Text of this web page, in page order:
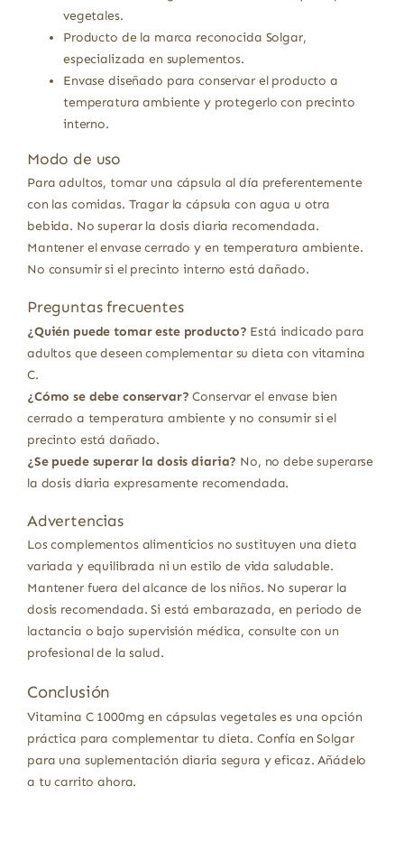
vegetales.
Producto de la marca reconocida Solgar,
especializada en suplementos.
Envase diseñado para conservar el producto a
temperatura ambiente y protegerlo con precinto
interno.
Modo de uso
Para adultos, tomar una cápsula al día preferentemente
con las comidas. Tragar la cápsula con agua u otra
bebida. No superar la dosis diaria recomendada.
Mantener el envase cerrado y en temperatura ambiente.
No consumir si el precinto interno está dañado.
Preguntas frecuentes
¿Quién puede tomar este producto? Está indicado para
adultos que deseen complementar su dieta con vitamina
C.
¿Cómo se debe conservar? Conservar el envase bien
cerrado a temperatura ambiente y no consumir si el
precinto está dañado.
¿Se puede superar la dosis diaria? No, no debe superarse
la dosis diaria expresamente recomendada.
Advertencias
Los complementos alimenticios no sustituyen una dieta
variada y equilibrada ni un estilo de vida saludable.
Mantener fuera del alcance de los niños. No superar la
dosis recomendada. Si está embarazada, en periodo de
lactancia o bajo supervisión médica, consulte con un
profesional de la salud.
Conclusión
Vitamina C 1000mg en cápsulas vegetales es una opción
práctica para complementar tu dieta. Confía en Solgar
para una suplementación diaria segura y eficaz. Añádelo
a tu carrito ahora.